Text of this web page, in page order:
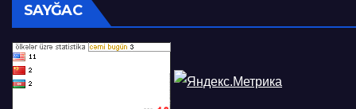
SAYĞAC